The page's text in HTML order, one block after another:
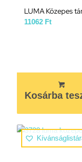
LUMA Közepes
11062 Ft
Kosárba